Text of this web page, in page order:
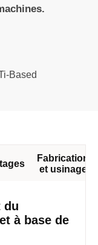
Based
Fabrication
et usinage
du
à base de